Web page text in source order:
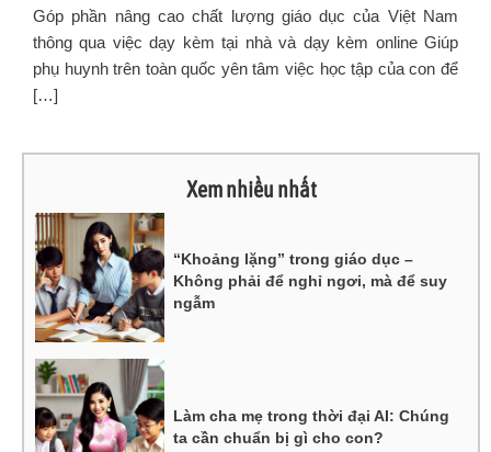
Góp phần nâng cao chất lượng giáo dục của Việt Nam
thông qua việc dạy kèm tại nhà và dạy kèm online Giúp
phụ huynh trên toàn quốc yên tâm việc học tập của con để
[…]
Xem nhiều nhất
“Khoảng lặng” trong giáo dục –
Không phải để nghỉ ngơi, mà để suy
ngẫm
Làm cha mẹ trong thời đại AI: Chúng
ta cần chuẩn bị gì cho con?